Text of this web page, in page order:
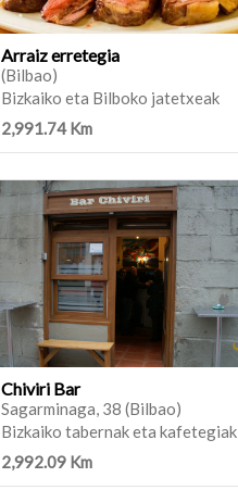
Arraiz erretegia
(Bilbao)
Bizkaiko eta Bilboko jatetxeak
2,991.74 Km
Chiviri Bar
Sagarminaga, 38 (Bilbao)
Bizkaiko tabernak eta kafetegiak
2,992.09 Km